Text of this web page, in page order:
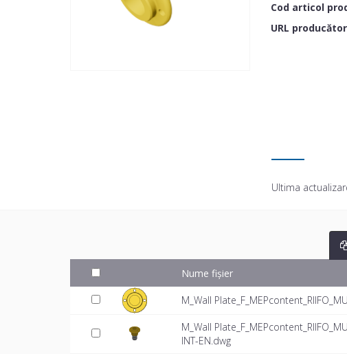
Cod articol
URL producător
Ultima
Nume fișier
M_Wall
M_Wall
INT-EN.dwg